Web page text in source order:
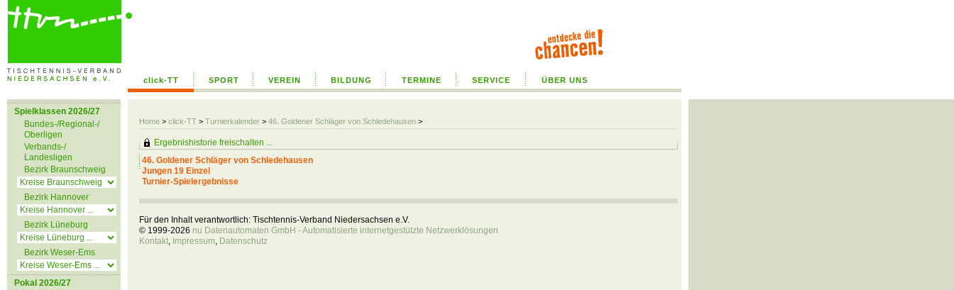
click-TT SPORT VEREIN BILDUNG TERMINE SERVICE ÜBER UNS
Home > click-TT > Turnierkalender > 46. Goldener Schläger von Schledehausen >
Spielklassen 2026/27
Bundes-/Regional-/
Oberligen
Verbands-/
Landesligen
Bezirk Braunschweig
Bezirk Hannover
Bezirk Lüneburg
Bezirk Weser-Ems
Pokal 2026/27
Ergebnishistorie freischalten ...
46. Goldener Schläger von Schledehausen
Jungen 19 Einzel
Turnier-Spielergebnisse
Für den Inhalt verantwortlich: Tischtennis-Verband Niedersachsen e.V.
© 1999-2026 nu Datenautomaten GmbH - Automatisierte internetgestützte Netzwerklösungen
Kontakt, Impressum, Datenschutz